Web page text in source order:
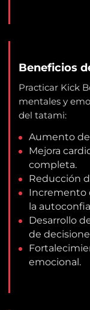
Beneficios
Practicar Kick
mentales y
del tatami:
Aumento de
Mejora
completa.
Reducción
Incremento
la
Desarrollo
de
emocional.